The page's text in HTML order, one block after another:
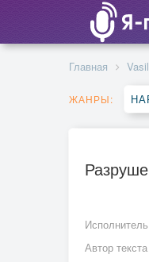
Главная
ЖАНРЫ:
Исполнитель
Автор текста